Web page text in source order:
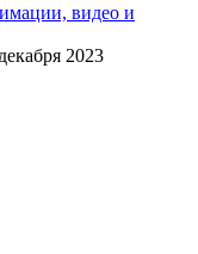
видео и
2023